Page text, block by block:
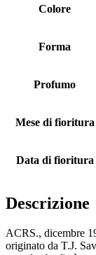
Colore
Forma
Profumo
Mese di fioritura
Data di fioritura
Descrizione
ACRS., dicembre
originato da T.J.